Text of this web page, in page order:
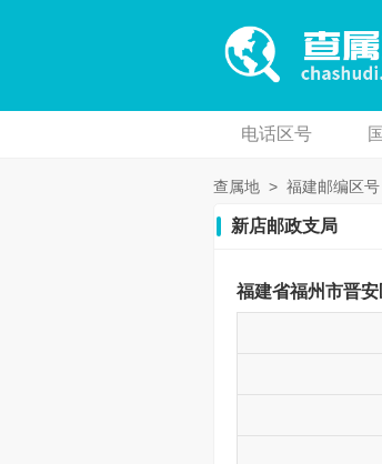
电话区号
查属地 > 福建邮编区号
新店邮政支局
福建省福州市晋